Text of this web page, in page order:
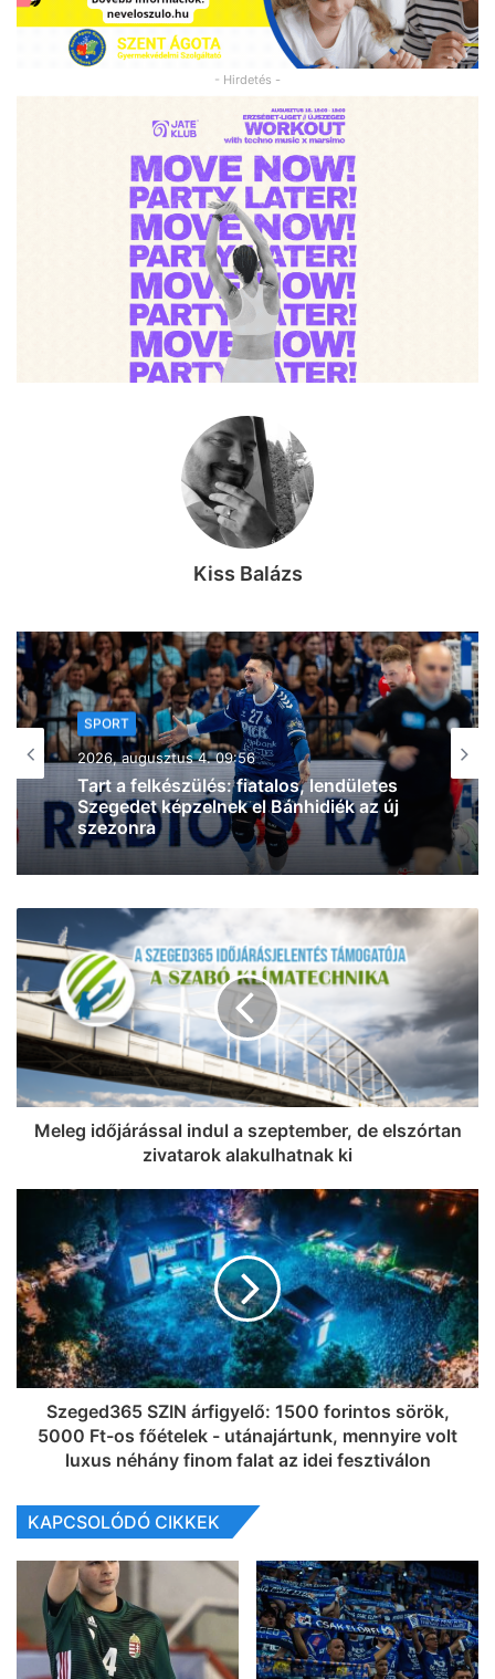
- Hirdetés -
Kiss Balázs
SPORT
2026, augusztus 3. 20:16
Szegedi küzdősport-szenzáció: a
világelső BKFC-ben debütál a Sárközi
MMA Team magyar bajnok nagyágyúja
Meleg időjárással indul a szeptember, de elszórtan
zivatarok alakulhatnak ki
Szeged365 SZIN árfigyelő: 1500 forintos sörök,
5000 Ft-os főételek - utánajártunk, mennyire volt
luxus néhány finom falat az idei fesztiválon
KAPCSOLÓDÓ CIKKEK